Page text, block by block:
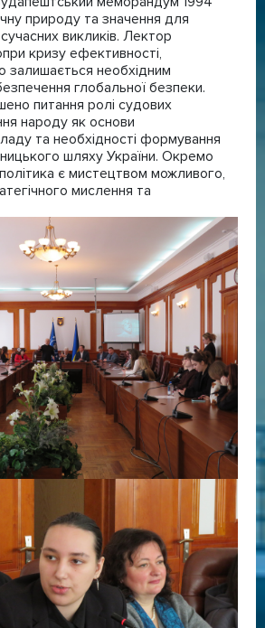
природу та значення для
викликів. Лектор
кризу ефективності,
залишається необхідним
глобальної безпеки.
питання ролі судових
народу як основи
та необхідності формування
шляху України. Окремо
є мистецтвом можливого,
мислення та